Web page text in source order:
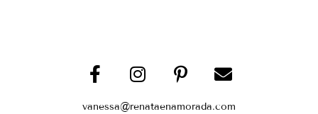
vanessa@renataenamorada.com